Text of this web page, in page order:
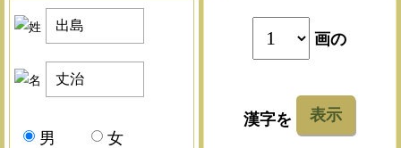
男 女
画の
漢字を 表示